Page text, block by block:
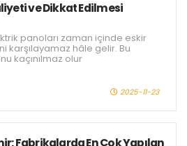
ve Dikkat Edilmesi
panoları zaman içinde eskir
karşılayamaz hâle gelir. Bu
kaçınılmaz olur
2025-11-23
Fabrikalarda En Çok Yapılan